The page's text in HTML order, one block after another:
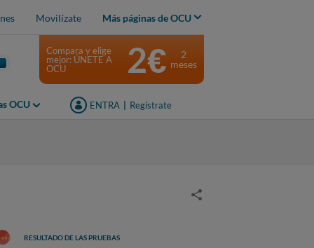
Movilízate Más páginas de OCU
OCU ENTRA Regístrate
Compara y elige
mejor: ÚNETE A
OCU
2€
2
meses
RESULTADO DE LAS PRUEBAS